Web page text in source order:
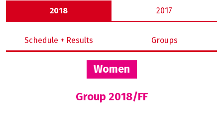
2018 2017
Schedule + Results Groups
Women
Group 2018/FF